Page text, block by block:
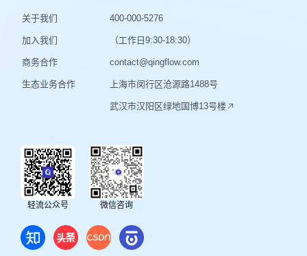
关于我们
加入我们
商务合作
生态业务合作
400-000-5276
（工作日9:30-18:30）
contact@qingflow.com
上海市闵行区沧源路1488号
武汉市汉阳区绿地国博13号楼
轻流公众号 微信咨询